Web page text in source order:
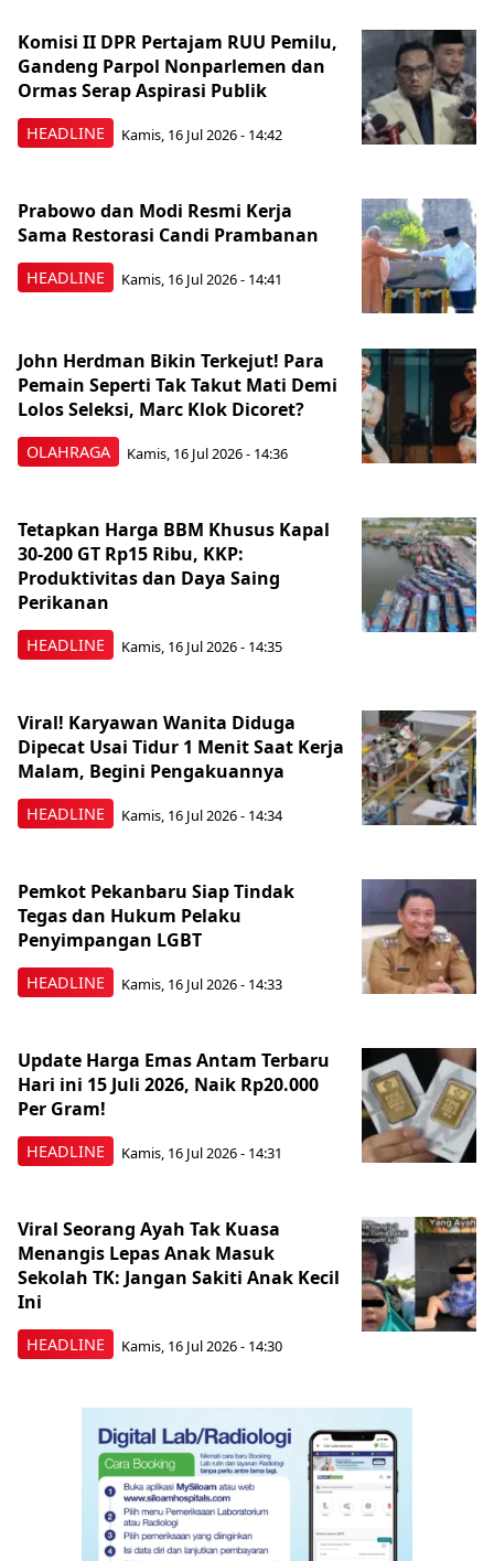
HEADLINE
Komisi II DPR Pertajam RUU Pemilu,
Gandeng Parpol Nonparlemen dan
Ormas Serap Aspirasi Publik
Kamis, 16 Jul 2026 - 14:42
HEADLINE
Prabowo dan Modi Resmi Kerja
Sama Restorasi Candi Prambanan
Kamis, 16 Jul 2026 - 14:41
OLAHRAGA
John Herdman Bikin Terkejut! Para
Pemain Seperti Tak Takut Mati Demi
Lolos Seleksi, Marc Klok Dicoret?
Kamis, 16 Jul 2026 - 14:36
HEADLINE
Tetapkan Harga BBM Khusus Kapal
30-200 GT Rp15 Ribu, KKP:
Produktivitas dan Daya Saing
Perikanan
Kamis, 16 Jul 2026 - 14:35
HEADLINE
Viral! Karyawan Wanita Diduga
Dipecat Usai Tidur 1 Menit Saat Kerja
Malam, Begini Pengakuannya
Kamis, 16 Jul 2026 - 14:34
HEADLINE
Pemkot Pekanbaru Siap Tindak
Tegas dan Hukum Pelaku
Penyimpangan LGBT
Kamis, 16 Jul 2026 - 14:33
HEADLINE
Update Harga Emas Antam Terbaru
Hari ini 15 Juli 2026, Naik Rp20.000
Per Gram!
Kamis, 16 Jul 2026 - 14:31
HEADLINE
Viral Seorang Ayah Tak Kuasa
Menangis Lepas Anak Masuk
Sekolah TK: Jangan Sakiti Anak Kecil
Ini
Kamis, 16 Jul 2026 - 14:30